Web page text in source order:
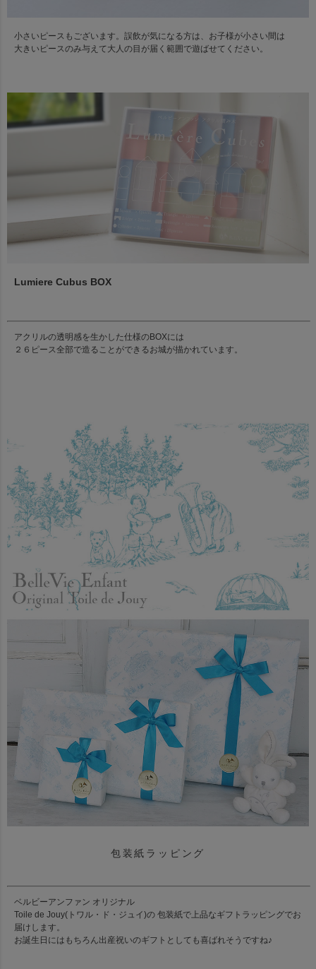
小さいピースもございます。誤飲が気になる方は、お子様が小さい間は
大きいピースのみ与えて大人の目が届く範囲で遊ばせてください。
Lumiere Cubus BOX
アクリルの透明感を生かした仕様のBOXには
２６ピース全部で造ることができるお城が描かれています。
包装紙ラッピング
ベルビーアンファン オリジナル
Toile de Jouy(トワル・ド・ジュイ)の 包装紙で上品なギフトラッピングでお
届けします。
お誕生日にはもちろん出産祝いのギフトとしても喜ばれそうですね♪